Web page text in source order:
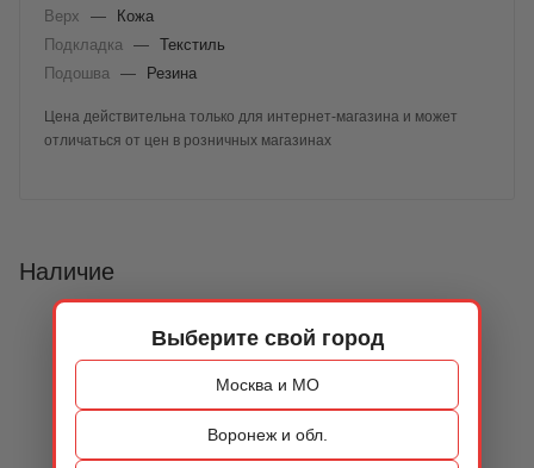
Выберите свой город
Москва и МО
Воронеж и обл.
Верх
—
Кожа
Подкладка
— Текстиль
Подошва
— Резина
Цена действительна только для интернет-магазина и может
отличаться от цен в розничных магазинах
Наличие